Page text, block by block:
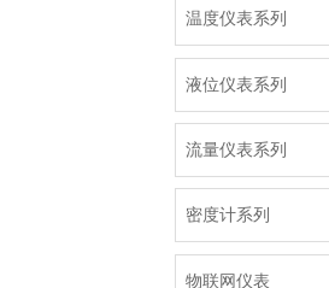
温度仪表系列
液位仪表系列
流量仪表系列
密度计系列
物联网仪表